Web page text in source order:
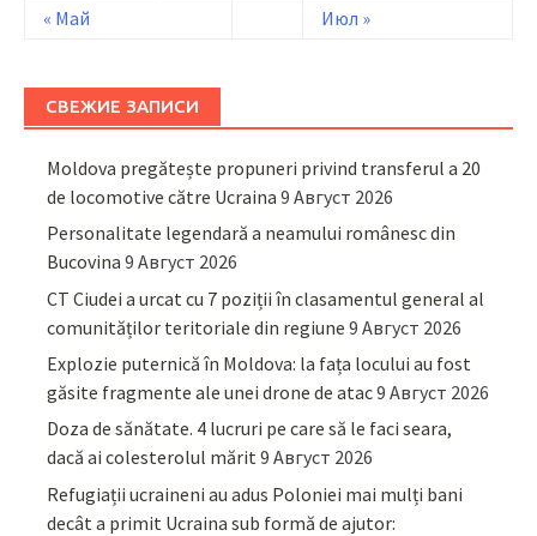
« Май Июл »
СВЕЖИЕ ЗАПИСИ
Moldova pregătește propuneri privind transferul a 20
de locomotive către Ucraina 9 Август 2026
Personalitate legendară a neamului românesc din
Bucovina 9 Август 2026
CT Ciudei a urcat cu 7 poziții în clasamentul general al
comunităților teritoriale din regiune 9 Август 2026
Explozie puternică în Moldova: la fața locului au fost
găsite fragmente ale unei drone de atac9 Август 2026
Doza de sănătate. 4 lucruri pe care să le faci seara,
dacă ai colesterolul mărit9 Август 2026
Refugiații ucraineni au adus Poloniei mai mulți bani
decât a primit Ucraina sub formă de ajutor: